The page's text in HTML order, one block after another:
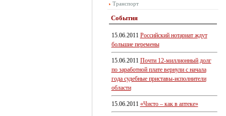
Транспорт
События
15.06.2011 Российский нотариат ждут
большие перемены
15.06.2011 Почти 12-миллионный долг
по заработной плате вернули с начала
года судебные приставы-исполнители
области
15.06.2011 «Чисто – как в аптеке»